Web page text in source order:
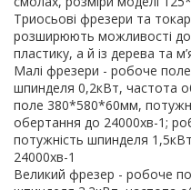
Триосьові фрезери та
розширюють можливості
пластику, а й із дерева та
Малі фрезери - робоче
шпинделя 0,2кВт, частота
поле 380*580*60мм,
обертання до 24000хв-1;
потужність шпинделя
24000хв-1
Великий фрезер - робоче